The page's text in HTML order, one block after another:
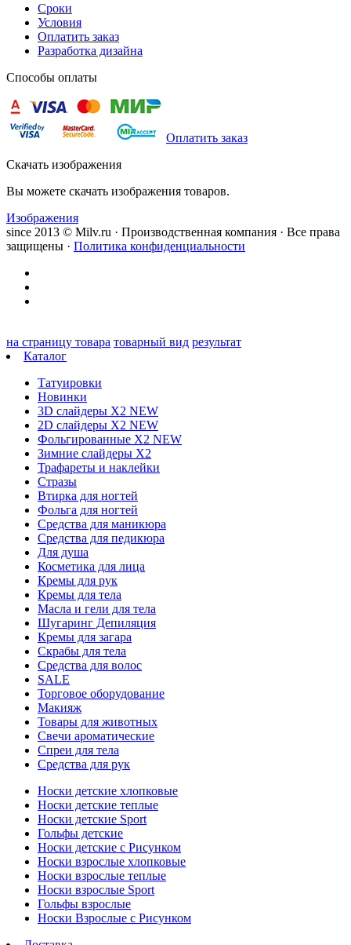
Сроки
Условия
Оплатить заказ
Разработка дизайна
Способы оплаты
Оплатить заказ
Скачать изображения
Вы можете скачать изображения товаров.
Изображения
since 2013 © Milv.ru · Производственная компания · Все права
защищены · Политика конфиденциальности
на страницу товара товарный вид результат
Каталог
Татуировки
Новинки
3D слайдеры X2 NEW
2D слайдеры X2 NEW
Фольгированные X2 NEW
Зимние слайдеры Х2
Трафареты и наклейки
Стразы
Втирка для ногтей
Фольга для ногтей
Средства для маникюра
Средства для педикюра
Для душа
Косметика для лица
Кремы для рук
Кремы для тела
Масла и гели для тела
Шугаринг Депиляция
Кремы для загара
Скрабы для тела
Средства для волос
SALE
Торговое оборудование
Макияж
Товары для животных
Свечи ароматические
Спреи для тела
Средства для рук
Носки детские хлопковые
Носки детские теплые
Носки детские Sport
Гольфы детские
Носки детские с Рисунком
Носки взрослые хлопковые
Носки взрослые теплые
Носки взрослые Sport
Гольфы взрослые
Носки Взрослые с Рисунком